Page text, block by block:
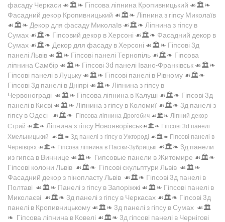
фасаду Черкаси ☙🏛️❧ Гіпсова ліпнина Кропивницький ☙🏛️❧
Фасадний декор Кропивницький ☙🏛️❧ Ліпнина з гіпсу Миколаїв
☙🏛️❧ Декор для фасаду Миколаїв ☙🏛️❧ Ліпнина з гіпсу в
Сумах ☙🏛️❧ Гіпсовий декор в Херсоні ☙🏛️❧ Фасадний декор в
Сумах ☙🏛️❧ Декор для фасаду в Херсоні ☙🏛️❧ Гіпсові 3д
панелі Львів ☙🏛️❧ Гіпсові панелі Тернопіль ☙🏛️❧ Гіпсова
ліпнина Самбір ☙🏛️❧ Гіпсові 3d панелі Івано-Франківськ ☙🏛️❧
Гіпсові панелі в Луцьку ☙🏛️❧ Гіпсові панелі в Рівному ☙🏛️❧
Гіпсові 3д панелі в Дніпрі ☙🏛️❧ Ліпнина з гіпсу в
Червонограді ☙🏛️❧ Гіпсова ліпнина в Калуші ☙🏛️❧ Гіпсові 3д
панелі в Києві ☙🏛️❧ Ліпнина з гіпсу в Коломиї ☙🏛️❧ 3д панелі з
гіпсу в Одесі ☙🏛️❧ Гіпсова ліпнина Дрогобич ☙🏛️❧ Ліпний декор
Стрий ☙🏛️❧ Ліпнина з гіпсу Новояворівськ☙🏛️❧ Гіпсові 3d панелі
Хмельницький ☙🏛️❧ 3д панелі з гіпсу в Ужгороді ☙🏛️❧ Гіпсові панелі в
Чернівцях ☙🏛️❧ Гіпсова ліпнина в Пасіки-Зубрицькі ☙🏛️❧ 3д панели
из гипса в Виннице ☙🏛️❧ Гипсовые панели в Житомире ☙🏛️❧
Гіпсові колони Львів ☙🏛️❧ Гіпсові скульптури Львів ☙🏛️❧
Фасадний декор з пінопласту Львів ☙🏛️❧ Гіпсові 3д панелі в
Полтаві ☙🏛️❧ Панелі з гіпсу в Запоріжжі ☙🏛️❧ Гіпсові панелі в
Миколаєві ☙🏛️❧ 3д панелі з гіпсу в Черкасах ☙🏛️❧ Гіпсові 3д
панелі в Кропивницькому ☙🏛️❧ 3д панелі з гіпсу в Сумах ☙🏛️
❧ Гіпсова ліпнина в Ковелі ☙🏛️❧ 3д гіпсові панелі в Чернігові